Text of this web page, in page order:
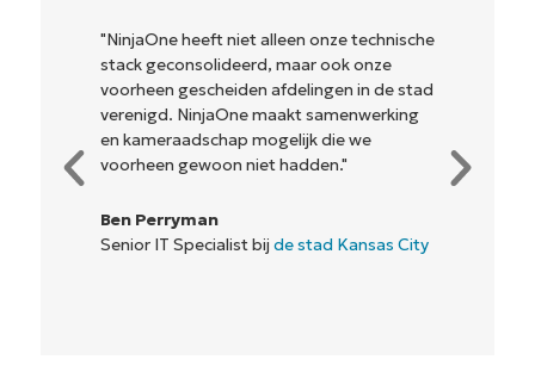
"NinjaOne heeft niet alleen onze technische
stack geconsolideerd, maar ook onze
voorheen gescheiden afdelingen in de stad
verenigd. NinjaOne maakt samenwerking
en kameraadschap mogelijk die we
voorheen gewoon niet hadden."
Ben Perryman
Senior IT Specialist bij de stad Kansas City